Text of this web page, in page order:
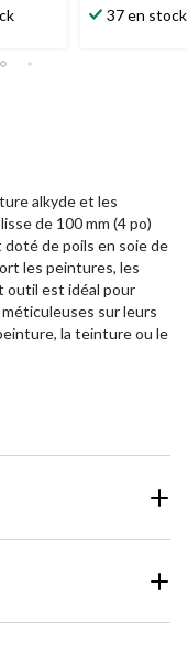
37 en stock
alkyde et les
de 100 mm (4 po)
de poils en soie de
les peintures, les
outil est idéal pour
sur leurs
la teinture ou le